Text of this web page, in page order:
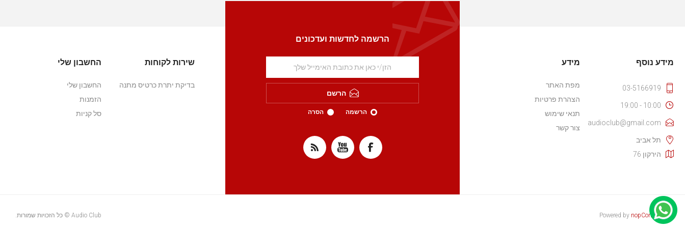
הרשמה לחדשות ועדכונים
הרשם
הרשמה הסרה
מידע נוסף
03-5166919
10:00 - 19:00
audioclub@gmail.com
תל אביב
הירקון 76
מידע
מפת האתר
הצהרת פרטיות
תנאי שימוש
צור קשר
שירות לקוחות
בדיקת יתרת כרטיס מתנה
החשבון שלי
החשבון שלי
הזמנות
סל קניות
Powered by nopCommerce Audio Club © כל הזכויות שמורות.